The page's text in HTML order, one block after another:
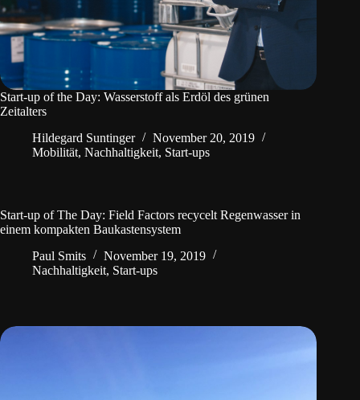
Start-up of the Day: Wasserstoff als Erdöl des grünen
Zeitalters
Hildegard Suntinger
November 20, 2019
Mobilität, Nachhaltigkeit, Start-ups
Start-up of The Day: Field Factors recycelt Regenwasser in
einem kompakten Baukastensystem
Paul Smits
November 19, 2019
Nachhaltigkeit, Start-ups